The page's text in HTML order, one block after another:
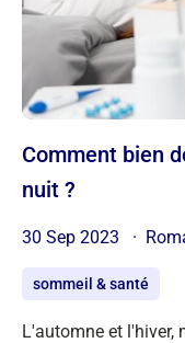
Comment bien dormir avec le nez bouché la
nuit ?
30 Sep 2023
sommeil & santé
L'automne et l'hiver,